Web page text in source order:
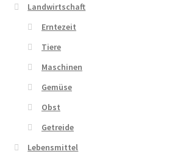
Landwirtschaft
Erntezeit
Tiere
Maschinen
Gemüse
Obst
Getreide
Lebensmittel